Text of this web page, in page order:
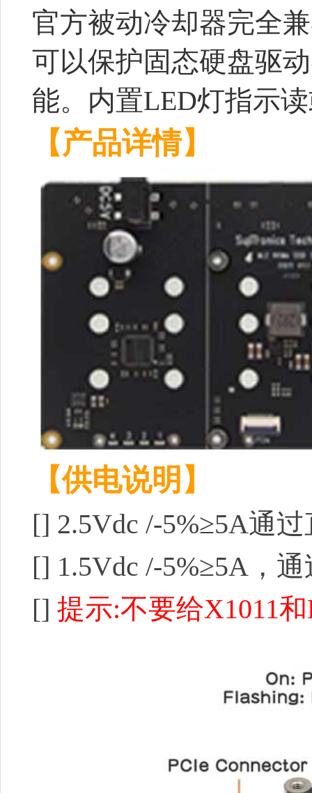
官方被动冷却器完全
可以保护固态硬盘驱
能。内置LED灯指示
【产品详情】
【供电说明】
[] 2.5Vdc /-5%≥5A通
[] 1.5Vdc /-5%≥5A，
[] 提示:不要给X1011